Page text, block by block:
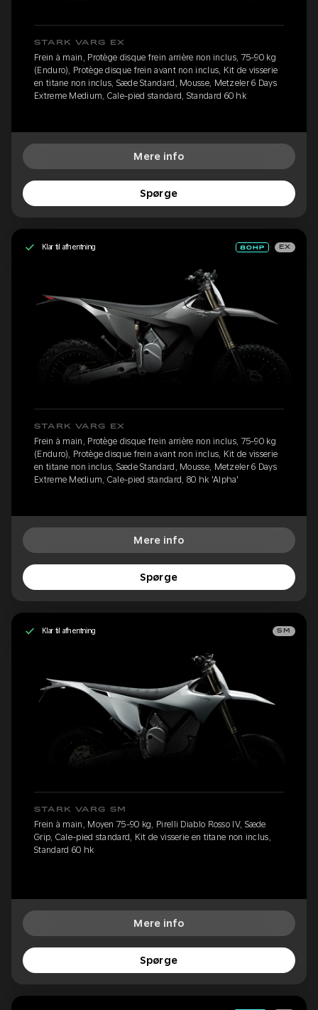
STARK VARG EX
Frein à main, Protège disque frein arrière non inclus, 75-90 kg
(Enduro), Protège disque frein avant non inclus, Kit de visserie
en titane non inclus, Sæde Standard, Mousse, Metzeler 6 Days
Extreme Medium, Cale-pied standard, Standard 60 hk
Mere info
Spørge
Klar til afhentning EX
STARK VARG EX
Frein à main, Protège disque frein arrière non inclus, 75-90 kg
(Enduro), Protège disque frein avant non inclus, Kit de visserie
en titane non inclus, Sæde Standard, Mousse, Metzeler 6 Days
Extreme Medium, Cale-pied standard, 80 hk 'Alpha'
Mere info
Spørge
Klar til afhentning SM
STARK VARG SM
Frein à main, Moyen 75-90 kg, Pirelli Diablo Rosso IV, Sæde
Grip, Cale-pied standard, Kit de visserie en titane non inclus,
Standard 60 hk
Mere info
Spørge